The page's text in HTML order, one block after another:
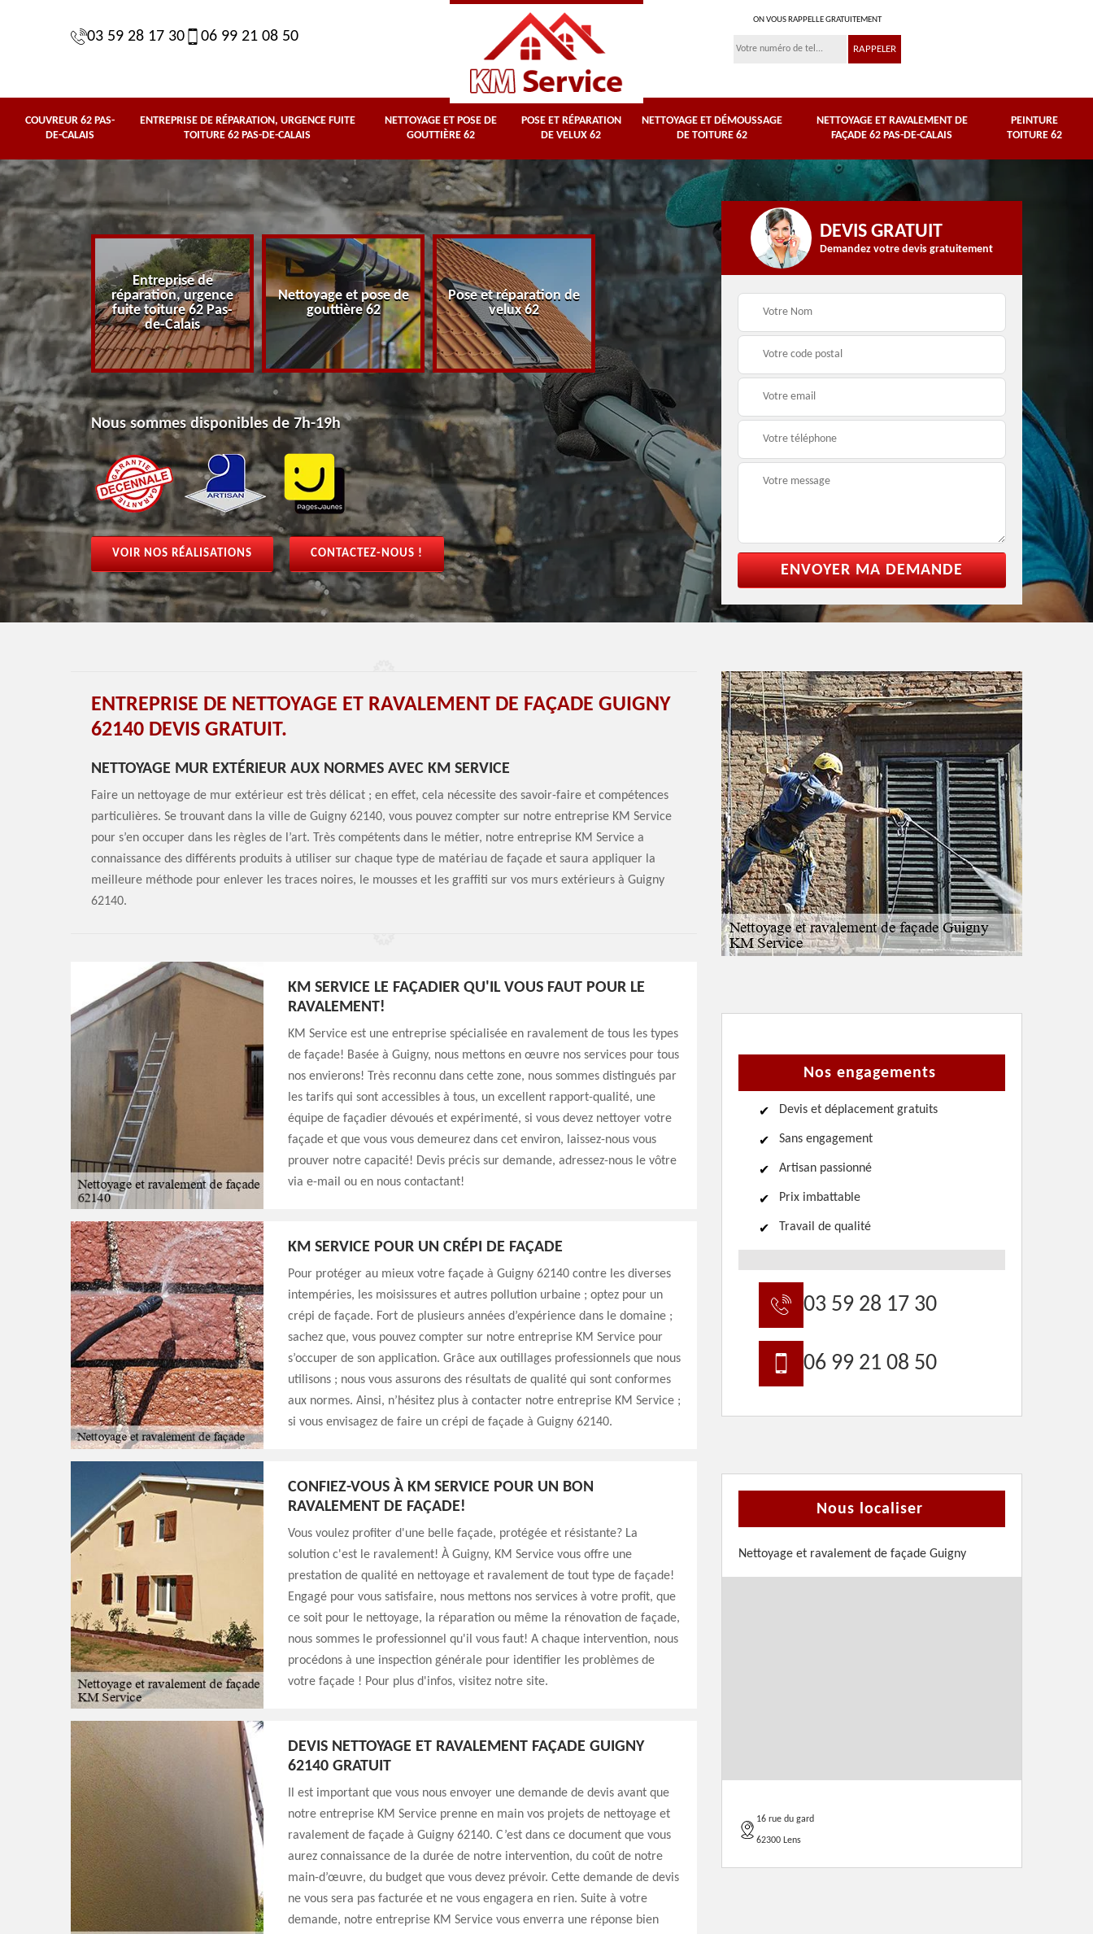
03 59 28 17 30 06 99 21 08 50
ON VOUS RAPPELLE GRATUITEMENT
COUVREUR 62 PAS-
DE-CALAIS
ENTREPRISE DE RÉPARATION, URGENCE FUITE
TOITURE 62 PAS-DE-CALAIS
NETTOYAGE ET POSE DE
GOUTTIÈRE 62
POSE ET RÉPARATION
DE VELUX 62
NETTOYAGE ET DÉMOUSSAGE
DE TOITURE 62
NETTOYAGE ET RAVALEMENT DE
FAÇADE 62 PAS-DE-CALAIS
PEINTURE
TOITURE 62
Pas-de-
Entreprise de
réparation, urgence
fuite toiture 62 Pas-
de-Calais
Nettoyage et pose de
gouttière 62
Pose et réparation de
velux 62
Nettoyage et
démoussage de
toiture 62
62 Pas-de-Calais
Nous sommes disponibles de 7h-19h
VOIR NOS RÉALISATIONS CONTACTEZ-NOUS !
DEVIS GRATUIT
Demandez votre devis gratuitement
ENTREPRISE DE NETTOYAGE ET RAVALEMENT DE FAÇADE GUIGNY
62140 DEVIS GRATUIT.
NETTOYAGE MUR EXTÉRIEUR AUX NORMES AVEC KM SERVICE
Faire un nettoyage de mur extérieur est très délicat ; en effet, cela nécessite des savoir-faire et compétences
particulières. Se trouvant dans la ville de Guigny 62140, vous pouvez compter sur notre entreprise KM Service
pour s’en occuper dans les règles de l’art. Très compétents dans le métier, notre entreprise KM Service a
connaissance des différents produits à utiliser sur chaque type de matériau de façade et saura appliquer la
meilleure méthode pour enlever les traces noires, le mousses et les graffiti sur vos murs extérieurs à Guigny
62140.
KM SERVICE LE FAÇADIER QU'IL VOUS FAUT POUR LE
RAVALEMENT!
KM Service est une entreprise spécialisée en ravalement de tous les types
de façade! Basée à Guigny, nous mettons en œuvre nos services pour tous
nos envierons! Très reconnu dans cette zone, nous sommes distingués par
les tarifs qui sont accessibles à tous, un excellent rapport-qualité, une
équipe de façadier dévoués et expérimenté, si vous devez nettoyer votre
façade et que vous vous demeurez dans cet environ, laissez-nous vous
prouver notre capacité! Devis précis sur demande, adressez-nous le vôtre
via e-mail ou en nous contactant!
KM SERVICE POUR UN CRÉPI DE FAÇADE
Pour protéger au mieux votre façade à Guigny 62140 contre les diverses
intempéries, les moisissures et autres pollution urbaine ; optez pour un
crépi de façade. Fort de plusieurs années d’expérience dans le domaine ;
sachez que, vous pouvez compter sur notre entreprise KM Service pour
s’occuper de son application. Grâce aux outillages professionnels que nous
utilisons ; nous vous assurons des résultats de qualité qui sont conformes
aux normes. Ainsi, n’hésitez plus à contacter notre entreprise KM Service ;
si vous envisagez de faire un crépi de façade à Guigny 62140.
CONFIEZ-VOUS À KM SERVICE POUR UN BON
RAVALEMENT DE FAÇADE!
Vous voulez profiter d'une belle façade, protégée et résistante? La
solution c'est le ravalement! À Guigny, KM Service vous offre une
prestation de qualité en nettoyage et ravalement de tout type de façade!
Engagé pour vous satisfaire, nous mettons nos services à votre profit, que
ce soit pour le nettoyage, la réparation ou même la rénovation de façade,
nous sommes le professionnel qu'il vous faut! A chaque intervention, nous
procédons à une inspection générale pour identifier les problèmes de
votre façade ! Pour plus d'infos, visitez notre site.
DEVIS NETTOYAGE ET RAVALEMENT FAÇADE GUIGNY
62140 GRATUIT
Il est important que vous nous envoyer une demande de devis avant que
notre entreprise KM Service prenne en main vos projets de nettoyage et
ravalement de façade à Guigny 62140. C’est dans ce document que vous
aurez connaissance de la durée de notre intervention, du coût de notre
main-d’œuvre, du budget que vous devez prévoir. Cette demande de devis
ne vous sera pas facturée et ne vous engagera en rien. Suite à votre
demande, notre entreprise KM Service vous enverra une réponse bien
Nos engagements
Devis et déplacement gratuits
Sans engagement
Artisan passionné
Prix imbattable
Travail de qualité
03 59 28 17 30
06 99 21 08 50
Nous localiser
Nettoyage et ravalement de façade Guigny
16 rue du gard
62300 Lens